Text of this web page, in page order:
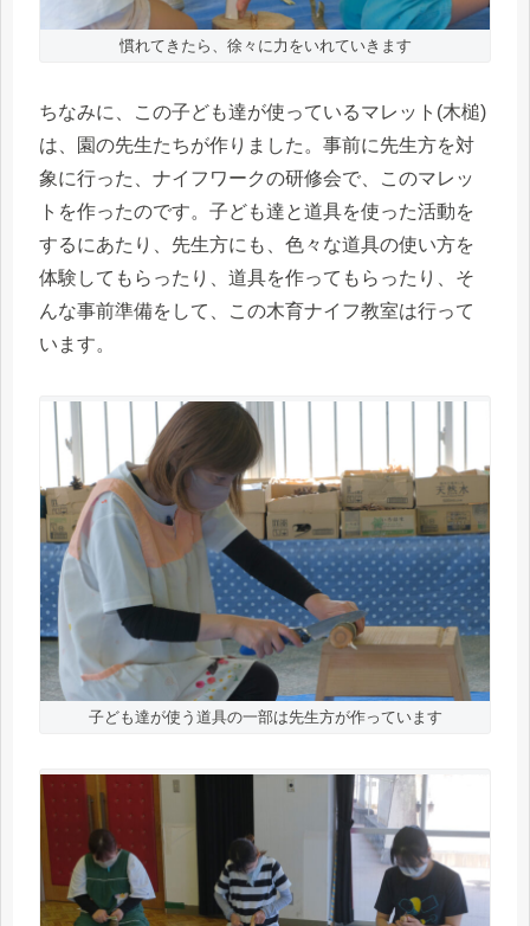
慣れてきたら、徐々に力をいれていきます
ちなみに、この子ども達が使っているマレット(木槌)
は、園の先生たちが作りました。事前に先生方を対
象に行った、ナイフワークの研修会で、このマレッ
トを作ったのです。子ども達と道具を使った活動を
するにあたり、先生方にも、色々な道具の使い方を
体験してもらったり、道具を作ってもらったり、そ
んな事前準備をして、この木育ナイフ教室は行って
います。
子ども達が使う道具の一部は先生方が作っています